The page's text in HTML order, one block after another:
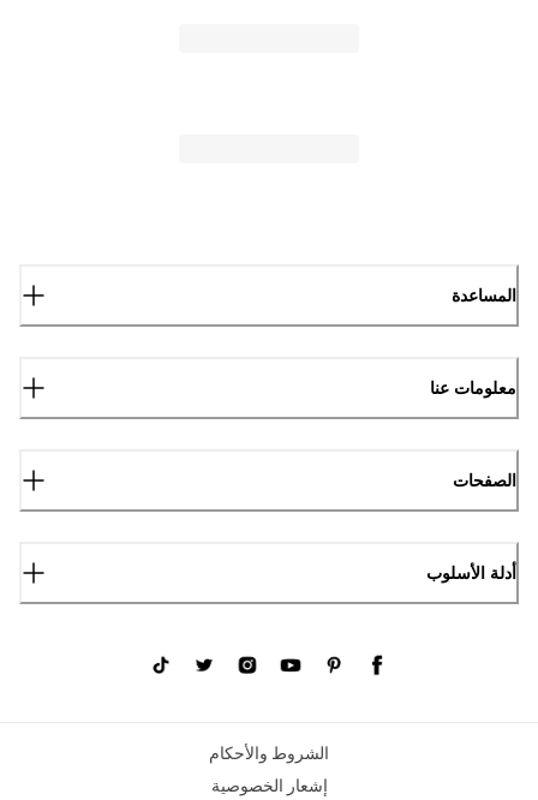
المساعدة
معلومات عنا
الصفحات
أدلة الأسلوب
الشروط والأحكام
إشعار الخصوصية